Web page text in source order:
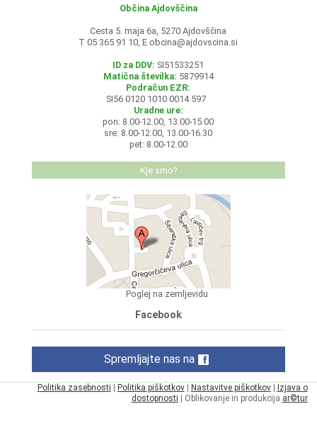
Občina Ajdovščina
Cesta 5. maja 6a, 5270 Ajdovščina
T 05 365 91 10, E obcina@ajdovscina.si
ID za DDV: SI51533251
Matična številka: 5879914
Podračun EZR:
SI56 0120 1010 0014 597
Uradne ure:
pon: 8.00-12.00, 13.00-15.00
sre: 8.00-12.00, 13.00-16.30
pet: 8.00-12.00
Kje smo?
Poglej na zemljevidu
Facebook
Spremljajte nas na
Politika zasebnosti Politika piškotkov| Nastavitve piškotkov|
Izjava o
dostopnosti | Oblikovanje in produkcija ar©tur